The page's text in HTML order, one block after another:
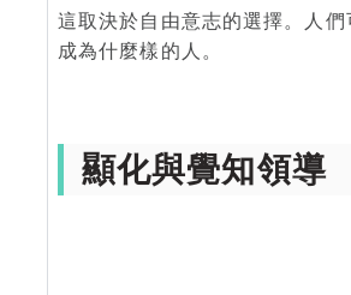
這取決於自由意志的選擇。人們
成為什麼樣的人。
顯化與覺知領導